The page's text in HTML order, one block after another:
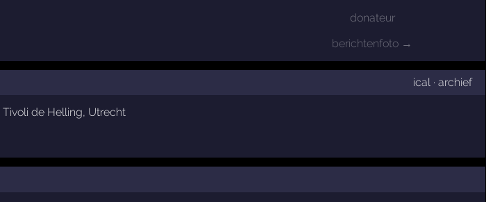
donateur
berichtenfoto →
ical· archief
Tivoli de Helling, Utrecht